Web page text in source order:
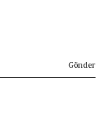
Gönder